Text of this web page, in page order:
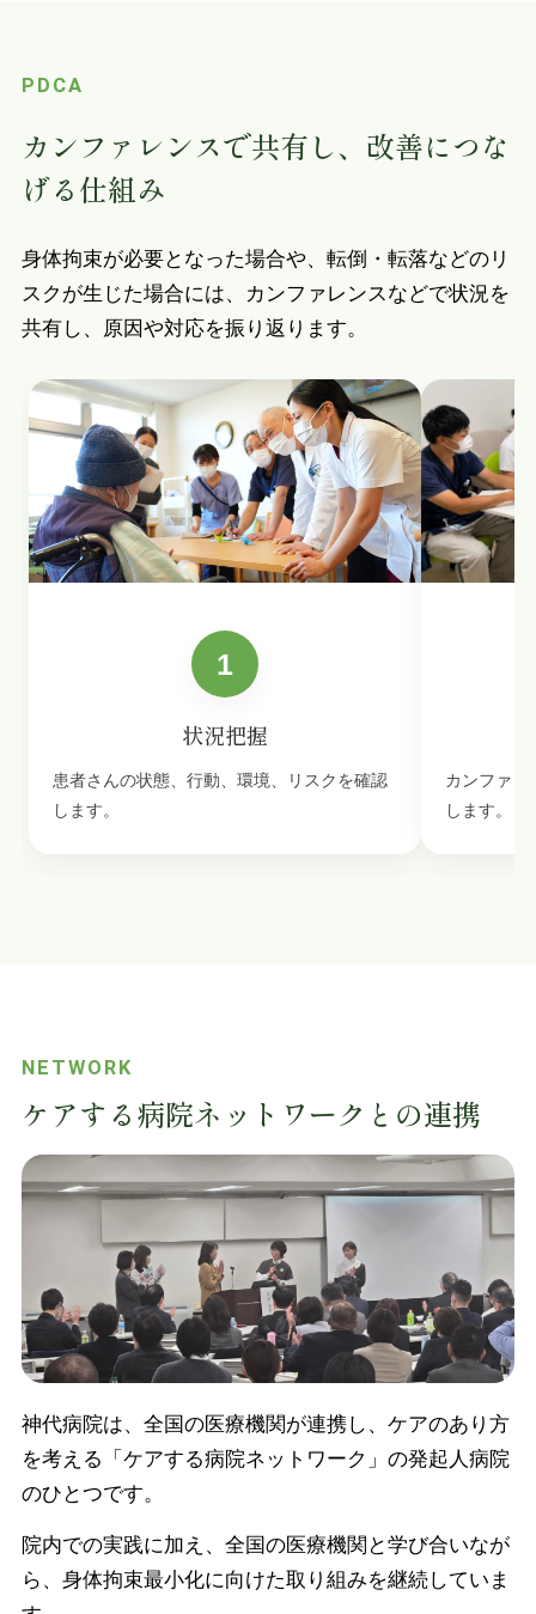
PDCA
カンファレンスで共有し、改善につな
げる仕組み
身体拘束が必要となった場合や、転倒・転落などのリ
スクが生じた場合には、カンファレンスなどで状況を
共有し、原因や対応を振り返ります。
状況把握
患者さんの状態、行動、環境、リスクを確認
します。
カンファレ
します。
NETWORK
ケアする病院ネットワークとの連携
神代病院は、全国の医療機関が連携し、ケアのあり方
を考える「ケアする病院ネットワーク」の発起人病院
のひとつです。
院内での実践に加え、全国の医療機関と学び合いなが
ら、身体拘束最小化に向けた取り組みを継続していま